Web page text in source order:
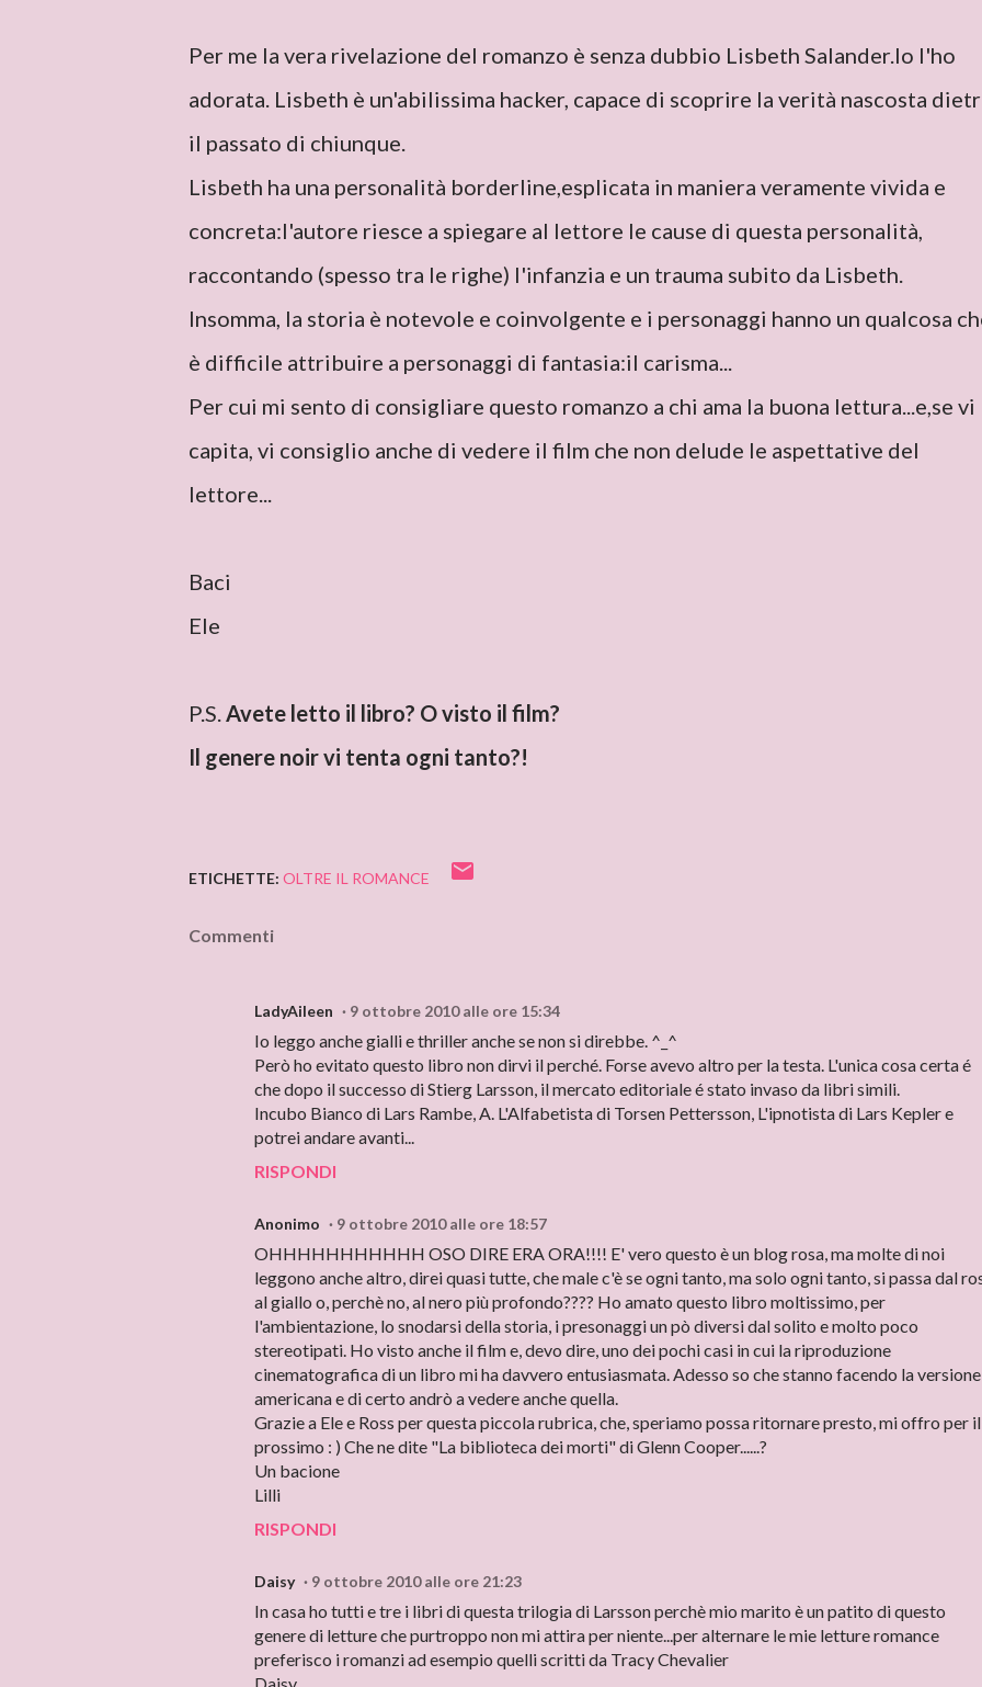
Per me la vera rivelazione del romanzo è senza dubbio Lisbeth Salander.Io l'ho
adorata. Lisbeth è un'abilissima hacker, capace di scoprire la verità nascosta
il passato di chiunque.
Lisbeth ha una personalità borderline,esplicata in maniera veramente vivida e
concreta:l'autore riesce a spiegare al lettore le cause di questa personalità,
raccontando (spesso tra le righe) l'infanzia e un trauma subito da Lisbeth.
Insomma, la storia è notevole e coinvolgente e i personaggi hanno un qualcosa
è difficile attribuire a personaggi di fantasia:il carisma...
Per cui mi sento di consigliare questo romanzo a chi ama la buona lettura...e,se vi
capita, vi consiglio anche di vedere il film che non delude le aspettative del
lettore...
Baci
Ele
P.S.Avete letto il libro? O visto il film?
Il genere noir vi tenta ogni tanto?!
ETICHETTE: OLTRE IL ROMANCE
Commenti
LadyAileen 9 ottobre 2010 alle ore 15:34
Io leggo anche gialli e thriller anche se non si direbbe. ^_^
Però ho evitato questo libro non dirvi il perché. Forse avevo altro per la testa. L'unica cosa certa é
che dopo il successo di Stierg Larsson, il mercato editoriale é stato invaso da libri simili.
Incubo Bianco di Lars Rambe, A. L'Alfabetista di Torsen Pettersson, L'ipnotista di Lars Kepler e
potrei andare avanti...
RISPONDI
Anonimo 9 ottobre 2010 alle ore 18:57
OHHHHHHHHHHH OSO DIRE ERA ORA!!!! E' vero questo è un blog rosa, ma molte di noi
leggono anche altro, direi quasi tutte, che male c'è se ogni tanto, ma solo ogni tanto, si passa dal
al giallo o, perchè no, al nero più profondo???? Ho amato questo libro moltissimo, per
l'ambientazione, lo snodarsi della storia, i presonaggi un pò diversi dal solito e molto poco
stereotipati. Ho visto anche il film e, devo dire, uno dei pochi casi in cui la riproduzione
cinematografica di un libro mi ha davvero entusiasmata. Adesso so che stanno facendo la versione
americana e di certo andrò a vedere anche quella.
Grazie a Ele e Ross per questa piccola rubrica, che, speriamo possa ritornare presto, mi offro per il
prossimo : ) Che ne dite "La biblioteca dei morti" di Glenn Cooper......?
Un bacione
Lilli
RISPONDI
Daisy 9 ottobre 2010 alle ore 21:23
In casa ho tutti e tre i libri di questa trilogia di Larsson perchè mio marito è un patito di questo
genere di letture che purtroppo non mi attira per niente...per alternare le mie letture romance
preferisco i romanzi ad esempio quelli scritti da Tracy Chevalier